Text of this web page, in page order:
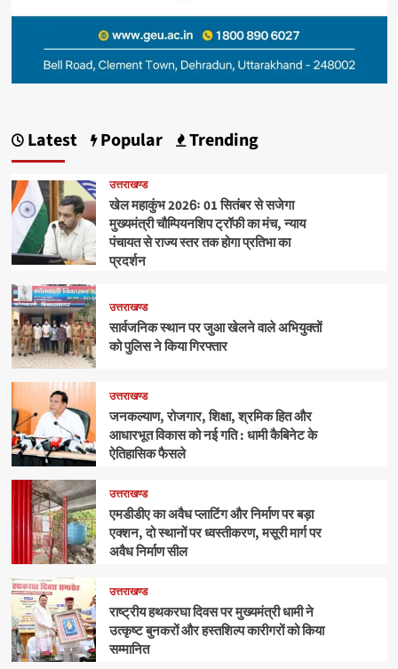
Latest Popular Trending
उत्तराखण्ड
खेल महाकुंभ 2026ः 01 सितंबर से सजेगा
मुख्यमंत्री चौम्पियनशिप ट्रॉफी का मंच, न्याय
पंचायत से राज्य स्तर तक होगा प्रतिभा का
प्रदर्शन
उत्तराखण्ड
सार्वजनिक स्थान पर जुआ खेलने वाले अभियुक्तों
को पुलिस ने किया गिरफ्तार
उत्तराखण्ड
जनकल्याण, रोजगार, शिक्षा, श्रमिक हित और
आधारभूत विकास को नई गति : धामी कैबिनेट के
ऐतिहासिक फैसले
उत्तराखण्ड
एमडीडीए का अवैध प्लाटिंग और निर्माण पर बड़ा
एक्शन, दो स्थानों पर ध्वस्तीकरण, मसूरी मार्ग पर
अवैध निर्माण सील
उत्तराखण्ड
राष्ट्रीय हथकरघा दिवस पर मुख्यमंत्री धामी ने
उत्कृष्ट बुनकरों और हस्तशिल्प कारीगरों को किया
सम्मानित